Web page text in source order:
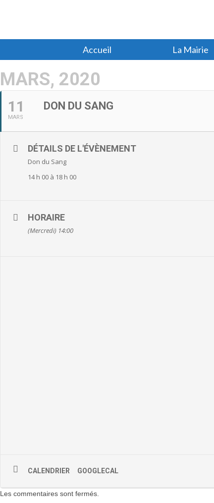
Accueil La Mairie
MARS, 2020
11
MARS
DON DU SANG
DÉTAILS DE L'ÉVÈNEMENT
Don du Sang
14 h 00 à 18 h 00
HORAIRE
(Mercredi) 14:00
CALENDRIER GOOGLECAL
Les commentaires sont fermés.